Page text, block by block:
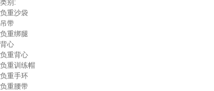
类别:
负重沙袋
吊带
负重绑腿
背心
负重背心
负重训练帽
负重手环
负重腰带